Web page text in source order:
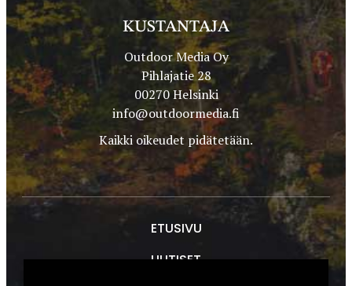
KUSTANTAJA
Outdoor Media Oy
Pihlajatie 28
00270 Helsinki
info@outdoormedia.fi
Kaikki oikeudet pidätetään.
ETUSIVU
UUTISET